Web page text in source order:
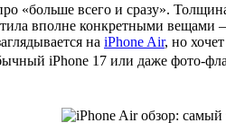
«больше всего и сразу».
вполне конкретными
на iPhone Air, но
iPhone 17 или даже